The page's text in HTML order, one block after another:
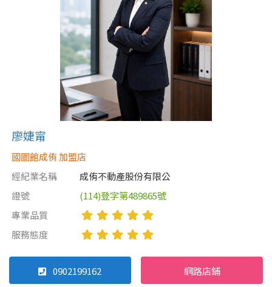
廖婕甯
國圖館成侑 加盟店
經紀業名稱
成侑不動產股份有限公
證號
(114)登字第489865號
專業品質
服務態度
0902199162 網路店鋪